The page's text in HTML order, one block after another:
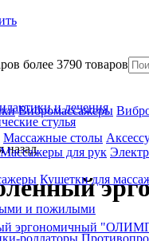
более 3790 товаров
Вибромассажеры
Массажные столы
Массажеры для рук
Кушетки для
и пожилыми
роллаторы
и лечения
стулья
назад